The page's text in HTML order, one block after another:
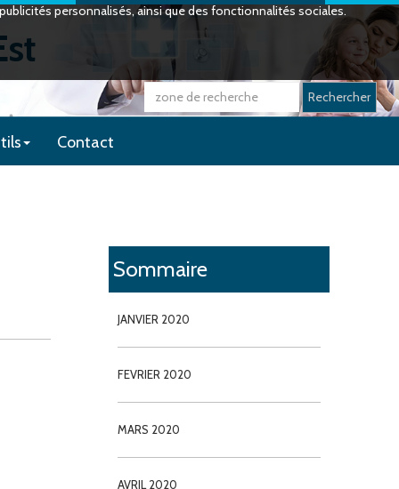
personnalisés, ainsi que des fonctionnalités sociales.
Contact
Rechercher
Sommaire
JANVIER 2020
FEVRIER 2020
MARS 2020
AVRIL 2020